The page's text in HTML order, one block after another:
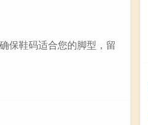
保鞋码适合您的脚型，留